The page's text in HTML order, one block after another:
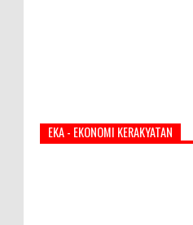
EKA - EKONOMI KERAKYATAN